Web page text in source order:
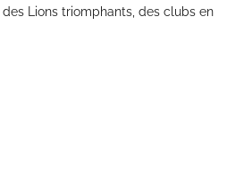
Lions triomphants, des clubs en